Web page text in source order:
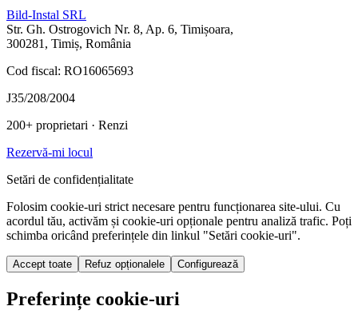
Bild-Instal SRL
Str. Gh. Ostrogovich Nr. 8, Ap. 6, Timișoara,
300281, Timiș, România
Cod fiscal: RO16065693
J35/208/2004
200+ proprietari · Renzi
Rezervă-mi locul
Setări de confidențialitate
Folosim cookie-uri strict necesare pentru funcționarea site-ului. Cu
acordul tău, activăm și cookie-uri opționale pentru analiză trafic. Poți
schimba oricând preferințele din linkul "Setări cookie-uri".
Accept toate Refuz opționalele Configurează
Preferințe cookie-uri